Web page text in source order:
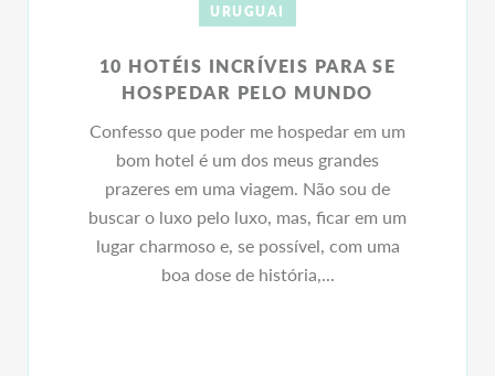
URUGUAI
10 HOTÉIS INCRÍVEIS PARA SE
HOSPEDAR PELO MUNDO
Confesso que poder me hospedar em um
bom hotel é um dos meus grandes
prazeres em uma viagem. Não sou de
buscar o luxo pelo luxo, mas, ficar em um
lugar charmoso e, se possível, com uma
boa dose de história,...